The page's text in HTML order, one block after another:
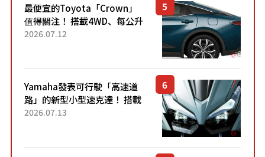
最便宜的Toyota「Crown」
值得關注！ 搭載4WD、每公升
22.4公里低油耗表現超亮眼！
2026.07.12
Yamaha發表可行駛「高速道
路」的新型小型速克達！ 搭載
能享受超強勁「渦輪感」的動
2026.07.13